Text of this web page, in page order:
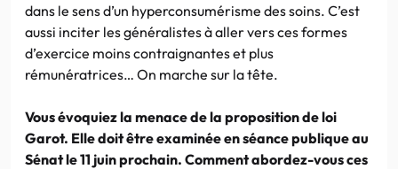
dans le sens d’un hyperconsumérisme des soins. C’est
aussi inciter les généralistes à aller vers ces formes
d’exercice moins contraignantes et plus
rémunératrices… On marche sur la tête.
Vous évoquiez la menace de la proposition de loi
Garot. Elle doit être examinée en séance publique au
Sénat le 11 juin prochain. Comment abordez-vous ces